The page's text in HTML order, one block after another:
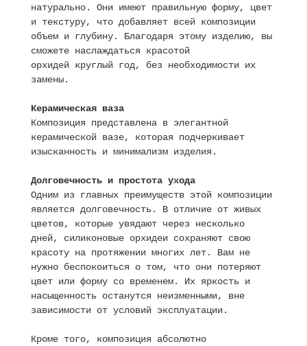
натурально. Они имеют правильную форму, цвет
и текстуру, что добавляет всей композиции
объем и глубину. Благодаря этому изделию, вы
сможете наслаждаться красотой
орхидей круглый год, без необходимости их
замены.
Керамическая ваза
Композиция представлена в элегантной
керамической вазе, которая подчеркивает
изысканность и минимализм изделия.
Долговечность и простота ухода
Одним из главных преимуществ этой композиции
является долговечность. В отличие от живых
цветов, которые увядают через несколько
дней, силиконовые орхидеи сохраняют свою
красоту на протяжении многих лет. Вам не
нужно беспокоиться о том, что они потеряют
цвет или форму со временем. Их яркость и
насыщенность останутся неизменными, вне
зависимости от условий эксплуатации.
Кроме того, композиция абсолютно